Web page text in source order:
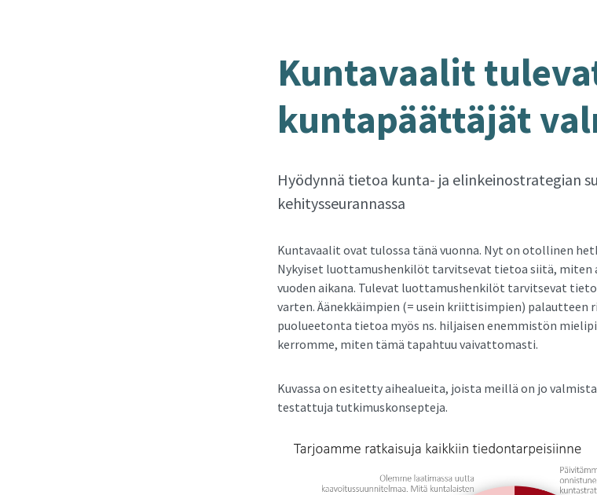
Kun­ta­vaa­lit
kun­ta­päät­tä­jät
Hyödynnä tietoa kunta- ja elinkeinostrategian
kehitysseurannassa
Kuntavaalit ovat tulossa tänä vuonna. Nyt on otollinen
Nykyiset luottamushenkilöt tarvitsevat tietoa siitä, miten
vuoden aikana. Tulevat luottamushenkilöt tarvitsevat
varten. Äänekkäimpien (= usein kriittisimpien)
puolueetonta tietoa myös ns. hiljaisen enemmistön
kerromme, miten tämä tapahtuu vaivattomasti.
Kuvassa on esitetty aihealueita, joista meillä on jo
testattuja tutkimuskonsepteja.